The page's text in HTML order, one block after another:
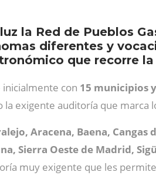
la Red de Pueblos
diferentes y
que recorre
inicialmente con 15 municipios
exigente auditoría que marca
Aracena, Baena, Cangas
Sierra Oeste de Madrid,
muy exigente que les